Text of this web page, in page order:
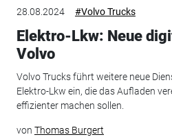
28.08.2024 #Volvo Trucks
Elektro-Lkw: Neue
Volvo
Volvo Trucks führt weitere neue
Elektro-Lkw ein, die das Aufladen
effizienter machen sollen.
von Thomas Burgert